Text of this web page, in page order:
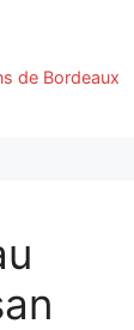
de Bordeaux